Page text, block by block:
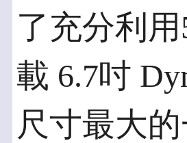
了充分利
載 6.7吋
尺寸最大